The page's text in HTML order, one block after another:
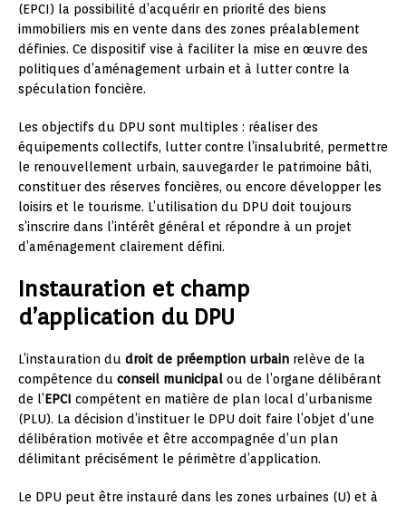
(EPCI) la possibilité d’acquérir en priorité des biens
immobiliers mis en vente dans des zones préalablement
définies. Ce dispositif vise à faciliter la mise en œuvre des
politiques d’aménagement urbain et à lutter contre la
spéculation foncière.
Les objectifs du DPU sont multiples : réaliser des
équipements collectifs, lutter contre l’insalubrité, permettre
le renouvellement urbain, sauvegarder le patrimoine bâti,
constituer des réserves foncières, ou encore développer les
loisirs et le tourisme. L’utilisation du DPU doit toujours
s’inscrire dans l’intérêt général et répondre à un projet
d’aménagement clairement défini.
Instauration et champ
d’application du DPU
L’instauration du droit de préemption urbain relève de la
compétence du conseil municipal ou de l’organe délibérant
de l’EPCI compétent en matière de plan local d’urbanisme
(PLU). La décision d’instituer le DPU doit faire l’objet d’une
délibération motivée et être accompagnée d’un plan
délimitant précisément le périmètre d’application.
Le DPU peut être instauré dans les zones urbaines (U) et à